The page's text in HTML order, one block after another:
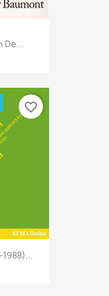
De...
favorite_border